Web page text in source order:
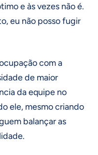
e às vezes não é.
eu não posso fugir
com a
de maior
da equipe no
ele, mesmo criando
balançar as